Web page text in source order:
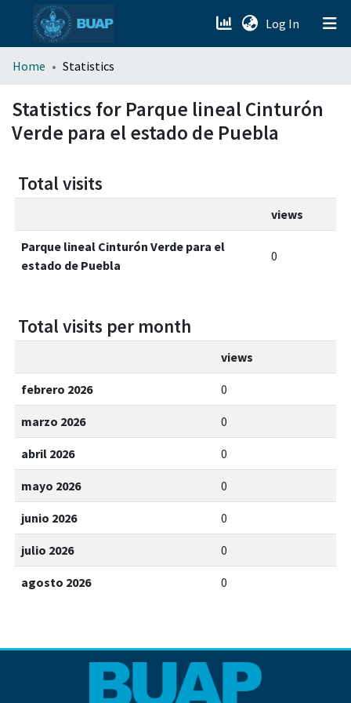
Log In (current)
menu.section.about_menu
All of DSpace
Home Statistics
Statistics for Parque lineal Cinturón
Verde para el estado de Puebla
Total visits
views
Parque lineal Cinturón Verde para el
estado de Puebla
0
Total visits per month
views
febrero 2026 0
marzo 2026 0
abril 2026 0
mayo 2026 0
junio 2026 0
julio 2026 0
agosto 2026 0